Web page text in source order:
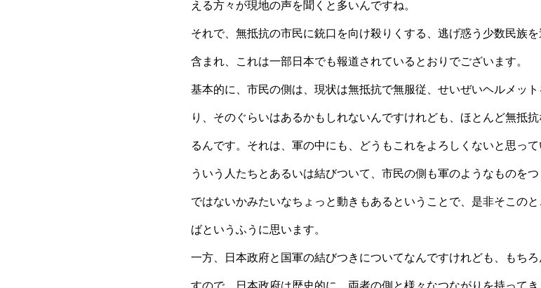
える方々が現地の声を聞くと多いんですね。
それで、無抵抗の市民に銃口を向け殺りくする、逃げ惑う少数民族
含まれ、これは一部日本でも報道されているとおりでございます。
基本的に、市民の側は、現状は無抵抗で無服従、せいぜいヘルメッ
り、そのぐらいはあるかもしれないんですけれども、ほとんど無抵
るんです。それは、軍の中にも、どうもこれをよろしくないと思っ
ういう人たちとあるいは結びついて、市民の側も軍のようなものを
ではないかみたいなちょっと動きもあるということで、是非そこの
ばというふうに思います。
一方、日本政府と国軍の結びつきについてなんですけれども、もち
すので、日本政府は歴史的に、両者の側と様々なつながりを持って